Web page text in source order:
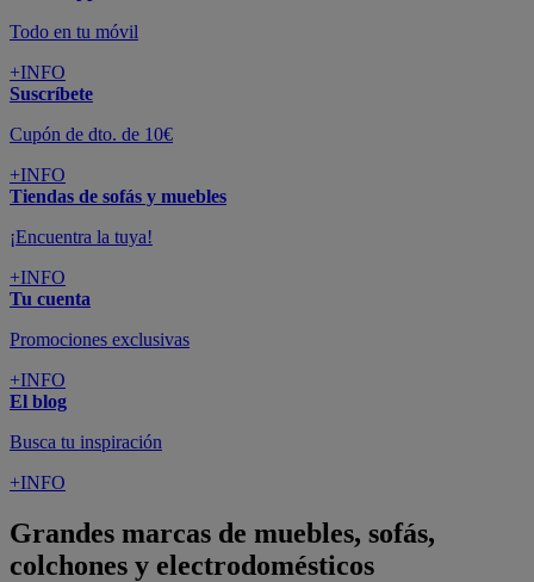
Todo en tu móvil
+INFO
Suscríbete
Cupón de dto. de 10€
+INFO
Tiendas de sofás y muebles
¡Encuentra la tuya!
+INFO
Tu cuenta
Promociones exclusivas
+INFO
El blog
Busca tu inspiración
+INFO
Grandes marcas de muebles, sofás,
colchones y electrodomésticos